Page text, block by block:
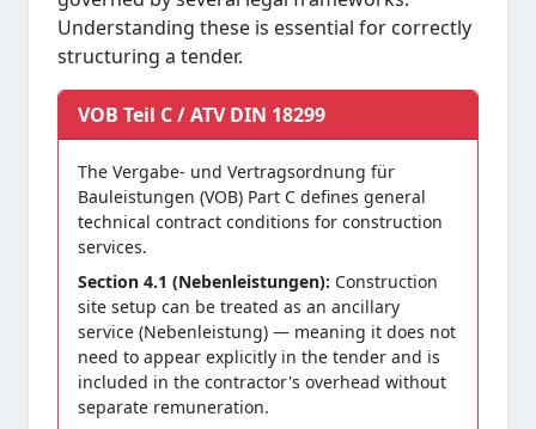
Understanding these is essential for correctly
structuring a tender.
VOB Teil C / ATV DIN 18299
The Vergabe- und Vertragsordnung für
Bauleistungen (VOB) Part C defines general
technical contract conditions for construction
services.
Section 4.1 (Nebenleistungen): Construction
site setup can be treated as an ancillary
service (Nebenleistung) — meaning it does not
need to appear explicitly in the tender and is
included in the contractor's overhead without
separate remuneration.